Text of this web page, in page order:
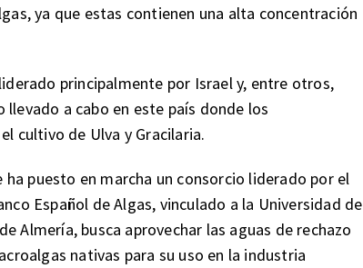
ya que estas contienen una alta concentración
principalmente por Israel y, entre otros,
a cabo en este país donde los
cultivo de Ulva y Gracilaria.
ha puesto en marcha un consorcio liderado por el
Español de Algas, vinculado a la Universidad de
Almería, busca aprovechar las aguas de rechazo
nativas para su uso en la industria